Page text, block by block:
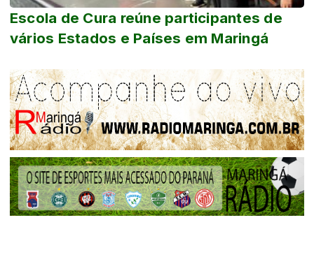
Escola de Cura reúne participantes de
vários Estados e Países em Maringá